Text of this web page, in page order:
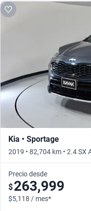
Kia • Sportage
2019 • 82,704 km • 2.4 SX
Precio desde
$263,999
$5,118 / mes*